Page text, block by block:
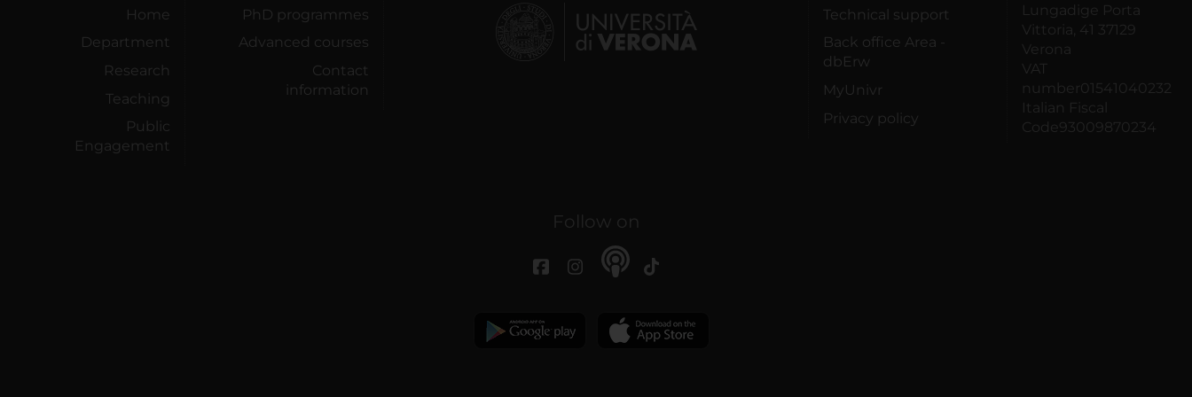
Home
Department
Research
Teaching
Public
Engagement
PhD programmes
Advanced courses
Contact
information
Technical support
Back office Area -
dbErw
MyUnivr
Privacy policy
Lungadige Porta
Vittoria, 41 37129
Verona
VAT
number01541040232
Italian Fiscal
Code93009870234
Follow on